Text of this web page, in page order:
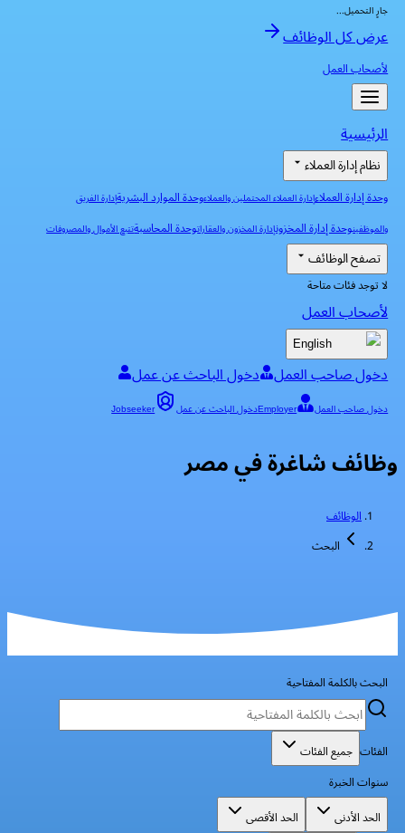
جارٍ التحميل...
عرض كل الوظائف
لأصحاب العمل
الرئيسية
نظام إدارة العملاء
وحدة إدارة العملاءإدارة العملاء المحتملين والعملاءوحدة الموارد البشريةإدارة الفريق
والموظفينوحدة إدارة المخزونإدارة المخزون والعقاراتوحدة المحاسبةتتبع الأموال والمصروفات
تصفح الوظائف
لا توجد فئات متاحة
لأصحاب العمل
English
دخول صاحب العمل دخول الباحث عن عمل
دخول صاحب العمل Employerدخول الباحث عن عمل Jobseeker
وظائف شاغرة في مصر
الوظائف
البحث
البحث بالكلمة المفتاحية
الفئات جميع الفئات
سنوات الخبرة
الحد الأدنى
الحد الأقصى